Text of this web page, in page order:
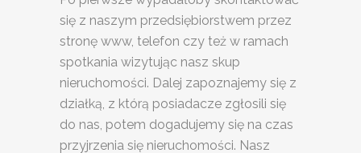
się z naszym przedsiębiorstwem przez
stronę www, telefon czy też w ramach
spotkania wizytując nasz skup
nieruchomości. Dalej zapoznajemy się z
działką, z którą posiadacze zgłosili się
do nas, potem dogadujemy się na czas
przyjrzenia się nieruchomości. Nasz